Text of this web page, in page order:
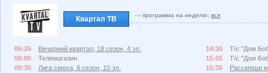
Квартал ТВ программа на неделю: вся
06:25
Вечерний квартал, 18 сезон, 4 эп.
08:00
Телемагазин.
09:30
Лига смеха, 6 сезон, 10 эп.
14:30
Т/с "Дом
15:05
Т/с "Дом
15:35
Рассмеши